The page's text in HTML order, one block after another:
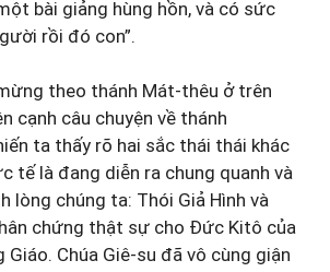
bài giảng hùng hồn, và có sức
rồi đó con”.
theo thánh Mát-thêu ở trên
cạnh câu chuyện về thánh
ta thấy rõ hai sắc thái thái khác
tế là đang diễn ra chung quanh và
lòng chúng ta: Thói Giả Hình và
chứng thật sự cho Đức Kitô của
Chúa Giê-su đã vô cùng giận